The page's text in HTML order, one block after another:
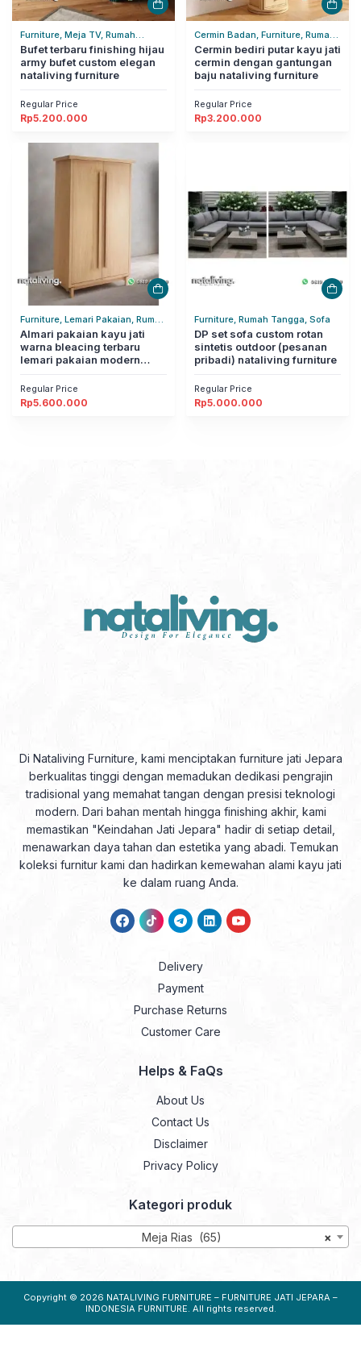
Furniture, Meja TV, Rumah
Tangga
Bufet terbaru finishing hijau
army bufet custom elegan
nataliving furniture
Regular Price
Rp5.200.000
Cermin Badan, Furniture, Rumah
Tangga
Cermin bediri putar kayu jati
cermin dengan gantungan
baju nataliving furniture
Regular Price
Rp3.200.000
Furniture, Lemari Pakaian, Rumah
Tangga
Almari pakaian kayu jati
warna bleacing terbaru
lemari pakaian modern
Regular Price
Rp5.600.000
Furniture, Rumah Tangga, Sofa
DP set sofa custom rotan
sintetis outdoor (pesanan
pribadi) nataliving furniture
Regular Price
Rp5.000.000
Di Nataliving Furniture, kami menciptakan furniture jati Jepara
berkualitas tinggi dengan memadukan dedikasi pengrajin
tradisional yang memahat tangan dengan presisi teknologi
modern. Dari bahan mentah hingga finishing akhir, kami
memastikan "Keindahan Jati Jepara" hadir di setiap detail,
menawarkan daya tahan dan estetika yang abadi. Temukan
koleksi furnitur kami dan hadirkan kemewahan alami kayu jati
ke dalam ruang Anda.
Delivery
Payment
Purchase Returns
Customer Care
Helps & FaQs
About Us
Contact Us
Disclaimer
Privacy Policy
Kategori produk
×
Meja Rias (65)
Copyright © 2026 NATALIVING FURNITURE – FURNITURE JATI JEPARA –
INDONESIA FURNITURE. All rights reserved.